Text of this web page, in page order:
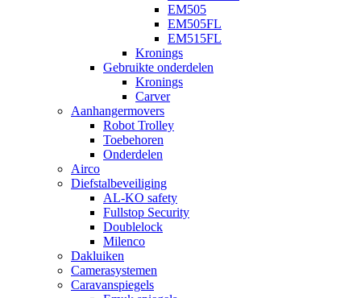
EM505
EM505FL
EM515FL
Kronings
Gebruikte onderdelen
Kronings
Carver
Aanhangermovers
Robot Trolley
Toebehoren
Onderdelen
Airco
Diefstalbeveiliging
AL-KO safety
Fullstop Security
Doublelock
Milenco
Dakluiken
Camerasystemen
Caravanspiegels